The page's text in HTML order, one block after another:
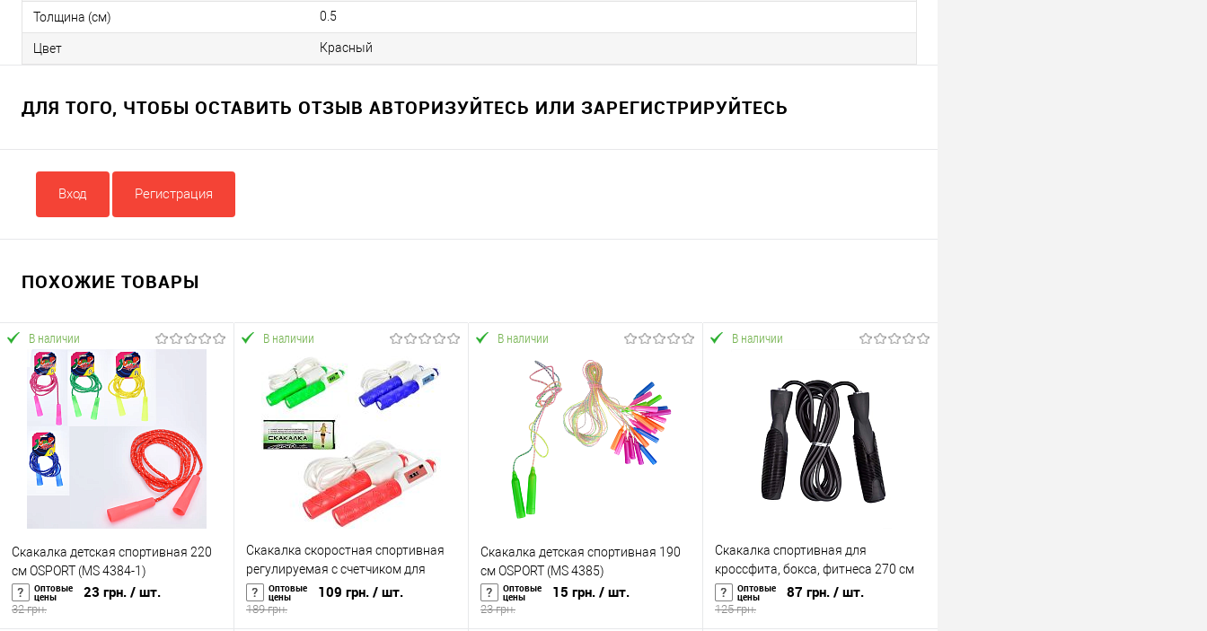
Толщина (см) 0.5
Цвет Красный
ДЛЯ ТОГО, ЧТОБЫ ОСТАВИТЬ ОТЗЫВ АВТОРИЗУЙТЕСЬ ИЛИ ЗАРЕГИСТРИРУЙТЕСЬ
Вход Регистрация
ПОХОЖИЕ ТОВАРЫ
В наличии
Скакалка детская спортивная 220
см OSPORT (MS 4384-1)
Оптовые
цены 23 грн. / шт.
32 грн.
В наличии
Скакалка скоростная спортивная
регулируемая с счетчиком для
кроссфита, бокса, фитнеса 270 см
OSPORT (MS 3316)
Оптовые
цены 109 грн. / шт.
189 грн.
В наличии
Скакалка детская спортивная 190
см OSPORT (MS 4385)
Оптовые
цены 15 грн. / шт.
23 грн.
В наличии
Скакалка спортивная для
кроссфита, бокса, фитнеса 270 см
OSPORT (MS 0190)
Оптовые
цены 87 грн. / шт.
125 грн.